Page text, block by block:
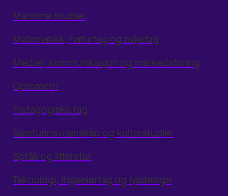
Maritime studier
Matematikk, naturfag og miljøfag
Medier, kommunikasjon og markedsføring
Optometri
Pedagogiske fag
Samfunnsvitenskap og kulturstudier
Språk og litteratur
Teknologi, ingeniørfag og lysdesign